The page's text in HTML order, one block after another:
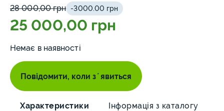
28 000,00 грн -3000.00 грн
25 000,00 грн
Немає в наявності
Повідомити, коли зʼявиться
Характеристики Інформація з каталогу